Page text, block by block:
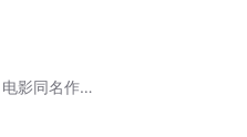
影同名作品